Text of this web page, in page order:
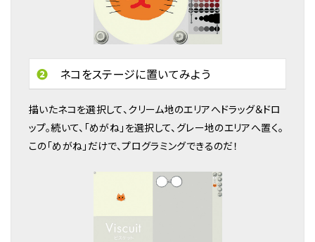
❷ ネコをステージに置いてみよう
描いたネコを選択して、クリーム地のエリアへドラッグ＆ドロ
ップ。続いて、「めがね」を選択して、グレー地のエリアへ置く。
この「めがね」だけで、プログラミングできるのだ！